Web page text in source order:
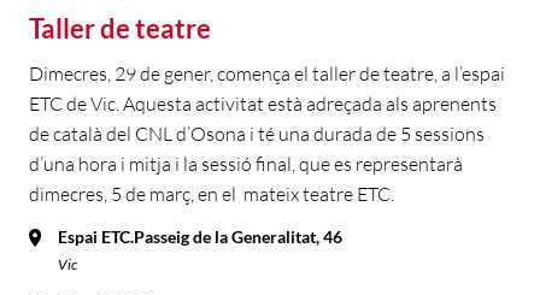
Taller de teatre
Dimecres, 29 de gener, comença el taller de teatre, a l’espai
ETC de Vic. Aquesta activitat està adreçada als aprenents
de català del CNL d’Osona i té una durada de 5 sessions
d’una hora i mitja i la sessió final, que es representarà
dimecres, 5 de març, en el mateix teatre ETC.
Espai ETC.Passeig de la Generalitat, 46
Vic